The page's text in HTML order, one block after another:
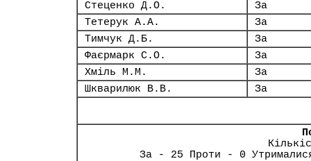
Стеценко Д.О.
За
Тетерук А.А.
За
Тимчук Д.Б.
За
Фаєрмарк С.О.
За
Хміль М.М.
За
Шкварилюк В.В.
За
За - 25 Проти - 0